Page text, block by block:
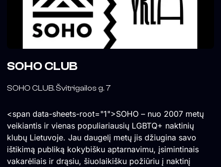
SOHO CLUB
SOHO CLUB. Švitrigailos g. 7
<span data-sheets-root="1">SOHO – nuo 2007 metų
veikiantis ir vienas populiariausių LGBTQ+ naktinių
klubų Lietuvoje. Jau daugelį metų jis džiugina savo
ištikimą publiką kokybišku aptarnavimu, įsimintinais
vakarėliais ir drąsiu, šiuolaikišku požiūriu į naktinį